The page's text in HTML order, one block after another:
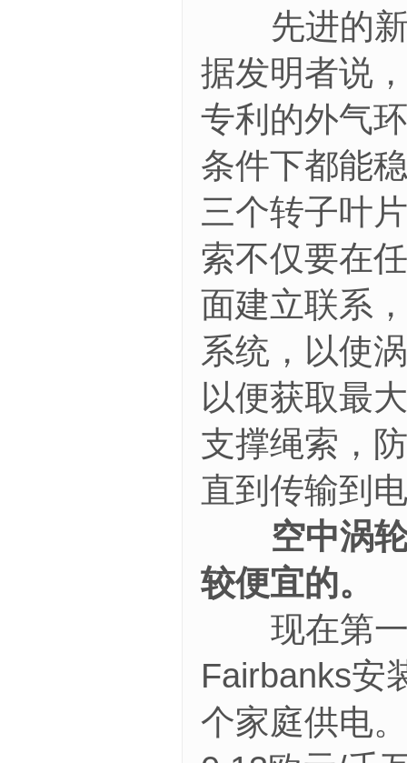
先进的新
据发明者说
专利的外气
条件下都能
三个转子叶
索不仅要在
面建立联系
系统，以使
以便获取最
支撑绳索，
直到传输到
空中涡
较便宜的。
现在第一
Fairbanks安
个家庭供电